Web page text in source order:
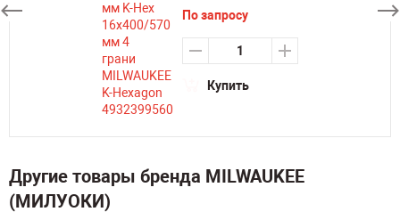
По запросу
Купить
Другие товары бренда MILWAUKEE
(МИЛУОКИ)